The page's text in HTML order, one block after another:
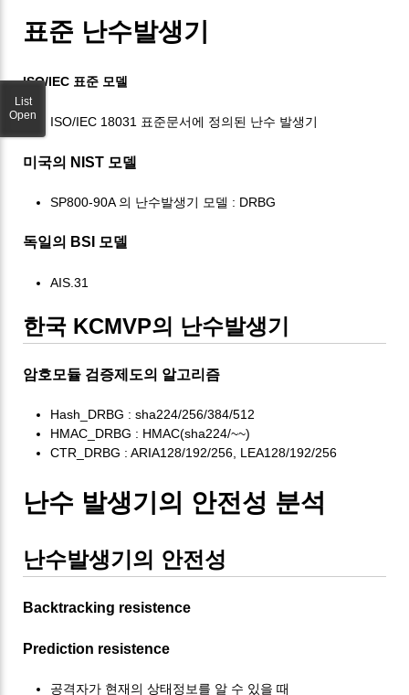
표준 난수발생기
ISO/IEC 표준 모델
ISO/IEC 18031 표준문서에 정의된 난수 발생기
미국의 NIST 모델
SP800-90A 의 난수발생기 모델 : DRBG
독일의 BSI 모델
AIS.31
한국 KCMVP의 난수발생기
암호모듈 검증제도의 알고리즘
Hash_DRBG : sha224/256/384/512
HMAC_DRBG : HMAC(sha224/~~)
CTR_DRBG : ARIA128/192/256, LEA128/192/256
난수 발생기의 안전성 분석
난수발생기의 안전성
Backtracking resistence
Prediction resistence
공격자가 현재의 상태정보를 알 수 있을 때
List
Open